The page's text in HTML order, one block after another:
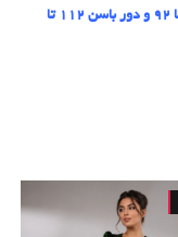
سایز 48 مناسب دور سینه 108تا 112دور کمر 88 تا 92 و دور باسن 112 تا